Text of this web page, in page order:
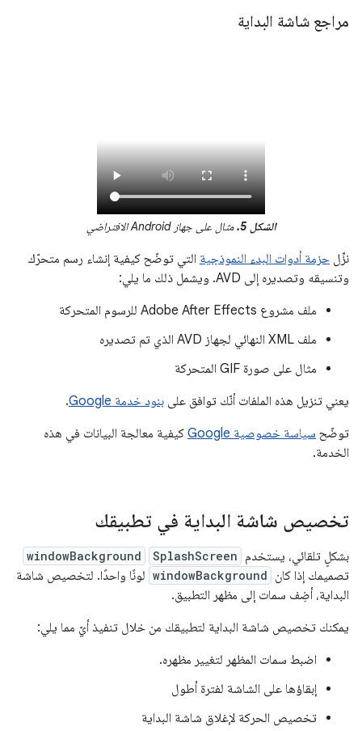
مراجع شاشة البداية
الشكل 5. مثال على جهاز Android الافتراضي
نزِّل حزمة أدوات البدء النموذجية التي توضّح كيفية إنشاء رسم متحرّك
وتنسيقه وتصديره إلى AVD. ويشمل ذلك ما يلي:
ملف مشروع Adobe After Effects للرسوم المتحركة
ملف XML النهائي لجهاز AVD الذي تم تصديره
مثال على صورة GIF المتحركة
يعني تنزيل هذه الملفات أنّك توافق على بنود خدمة Google
.
توضّح سياسة خصوصية Google
كيفية معالجة البيانات في هذه
الخدمة.
تخصيص شاشة البداية في تطبيقك
بشكلٍ تلقائي، يستخدم SplashScreen
windowBackground
تصميمك إذا كان windowBackground لونًا واحدًا. لتخصيص شاشة
البداية، أضِف سمات إلى مظهر التطبيق.
يمكنك تخصيص شاشة البداية لتطبيقك من خلال تنفيذ أيّ مما يلي:
اضبط سمات المظهر لتغيير مظهره.
إبقاؤها على الشاشة لفترة أطول
تخصيص الحركة لإغلاق شاشة البداية